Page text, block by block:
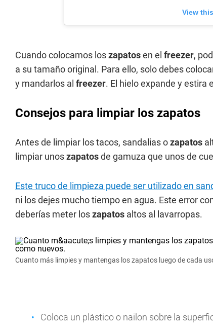
View
Cuando colocamos loszapatosen el freezer,
a su tamaño original. Para ello, solo debes
y mandarlos al freezer. El hielo expande y estira
Consejos para limpiar los zapatos
Antes de limpiar los tacos, sandalias ozapatos
limpiar unoszapatosde gamuza que unos de
Este truco de limpieza puede ser utilizado en
ni los dejes mucho tiempo en agua. Este error
deberías meter loszapatos altos al lavarropas.
Cuanto más limpies y mantengas los zapatos luego de cada
Coloca un plástico o nailon sobre la